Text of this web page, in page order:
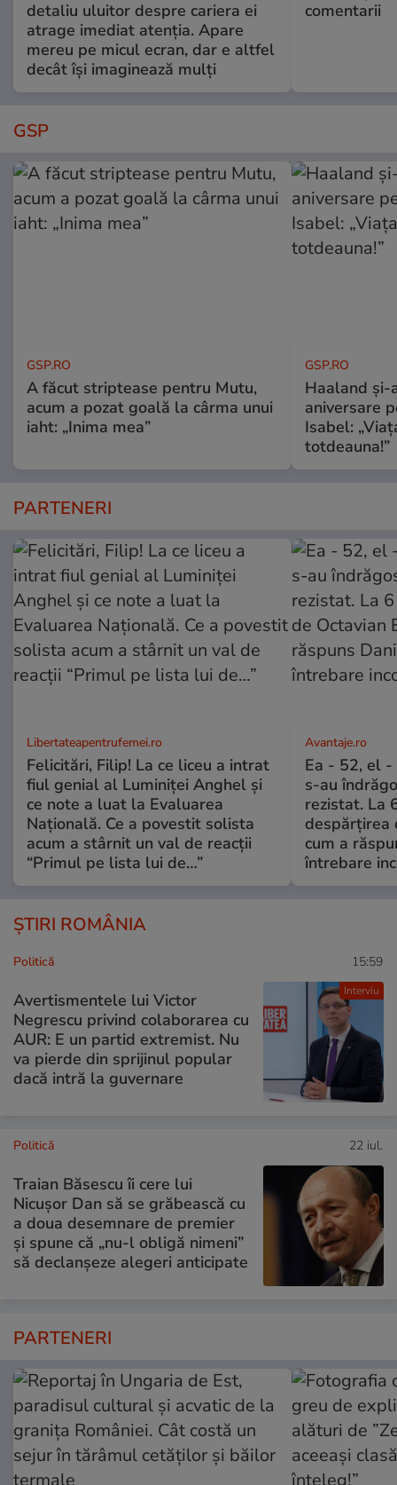
detaliu uluitor despre cariera ei
atrage imediat atenția. Apare
mereu pe micul ecran, dar e altfel
decât își imaginează mulți
comentarii
GSP
GSP.RO
A făcut striptease pentru Mutu,
acum a pozat goală la cârma unui
iaht: „Inima mea”
GSP.RO
Haaland
aniversare
Isabel:
totdeauna!”
PARTENERI
Libertateapentrufemei.ro
Felicitări, Filip! La ce liceu a intrat
fiul genial al Luminiței Anghel și
ce note a luat la Evaluarea
Națională. Ce a povestit solista
acum a stârnit un val de reacții
“Primul pe lista lui de…”
Avantaje.ro
Ea - 52, el -
s-au
rezistat. La
despărțirea
cum a
întrebare
ȘTIRI ROMÂNIA
Interviu
Politică 15:59
Avertismentele lui Victor
Negrescu privind colaborarea cu
AUR: E un partid extremist. Nu
va pierde din sprijinul popular
dacă intră la guvernare
Politică 22 iul.
Traian Băsescu îi cere lui
Nicușor Dan să se grăbească cu
a doua desemnare de premier
și spune că „nu-l obligă nimeni”
să declanșeze alegeri anticipate
PARTENERI